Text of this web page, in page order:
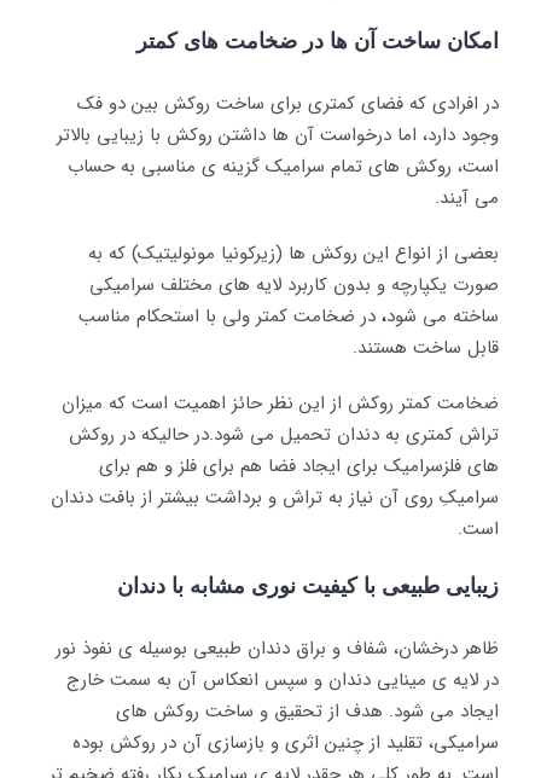
امکان ساخت آن ها در ضخامت های کمتر
در افرادی که فضای کمتری برای ساخت روکش بین دو فک
وجود دارد، اما درخواست آن ها داشتن روکش با زیبایی بالاتر
است، روکش های تمام سرامیک گزینه ی مناسبی به حساب
می آیند.
بعضی از انواع این روکش ها (زیرکونیا مونولیتیک) که به
صورت یکپارچه و بدون کاربرد لایه های مختلف سرامیکی
ساخته می شود، در ضخامت کمتر ولی با استحکام مناسب
قابل ساخت هستند.
ضخامت کمتر روکش از این نظر حائز اهمیت است که میزان
تراش کمتری به دندان تحمیل می شود.در حالیکه در روکش
های فلزسرامیک برای ایجاد فضا هم برای فلز و هم برای
سرامیکِ روی آن نیاز به تراش و برداشت بیشتر از بافت دندان
است.
زیبایی طبیعی با کیفیت نوری مشابه با دندان
ظاهر درخشان، شفاف و براق دندان طبیعی بوسیله ی نفوذ نور
در لایه ی مینایی دندان و سپس انعکاس آن به سمت خارج
ایجاد می شود. هدف از تحقیق و ساخت روکش های
سرامیکی، تقلید از چنین اثری و بازسازی آن در روکش بوده